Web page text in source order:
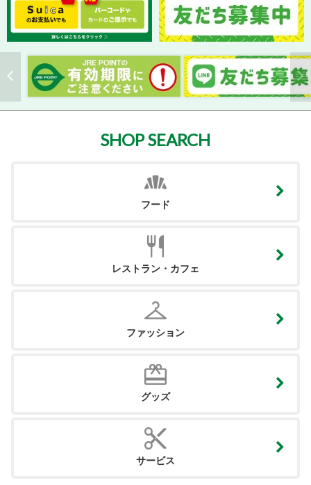
SHOP SEARCH
フード
レストラン・カフェ
ファッション
グッズ
サービス